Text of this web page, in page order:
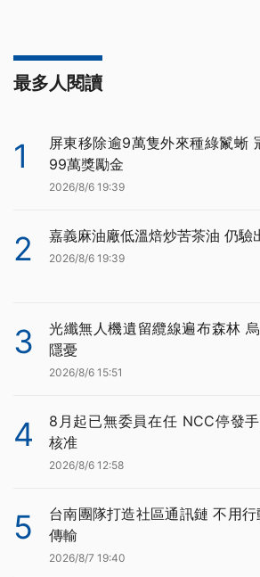
最多人閱讀
1
屏東移除逾9萬隻外來種綠鬣蜥
99萬獎勵金
2026/8/6 19:39
2 嘉義麻油廠低溫焙炒苦茶油 仍驗
2026/8/6 19:39
3
光纖無人機遺留纜線遍布森林
隱憂
2026/8/6 15:51
4
8月起已無委員在任 NCC停發
核准
2026/8/6 12:58
5
台南團隊打造社區通訊鏈 不用
傳輸
2026/8/7 19:40